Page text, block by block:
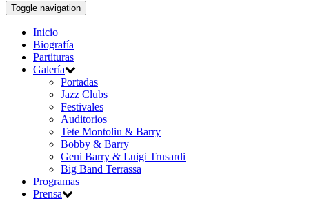
Toggle navigation
Inicio
Biografía
Partituras
Galería
Portadas
Jazz Clubs
Festivales
Auditorios
Tete Montoliu & Barry
Bobby & Barry
Geni Barry & Luigi Trusardi
Big Band Terrassa
Programas
Prensa